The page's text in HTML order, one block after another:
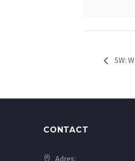
SW:
CONTACT
Adres: